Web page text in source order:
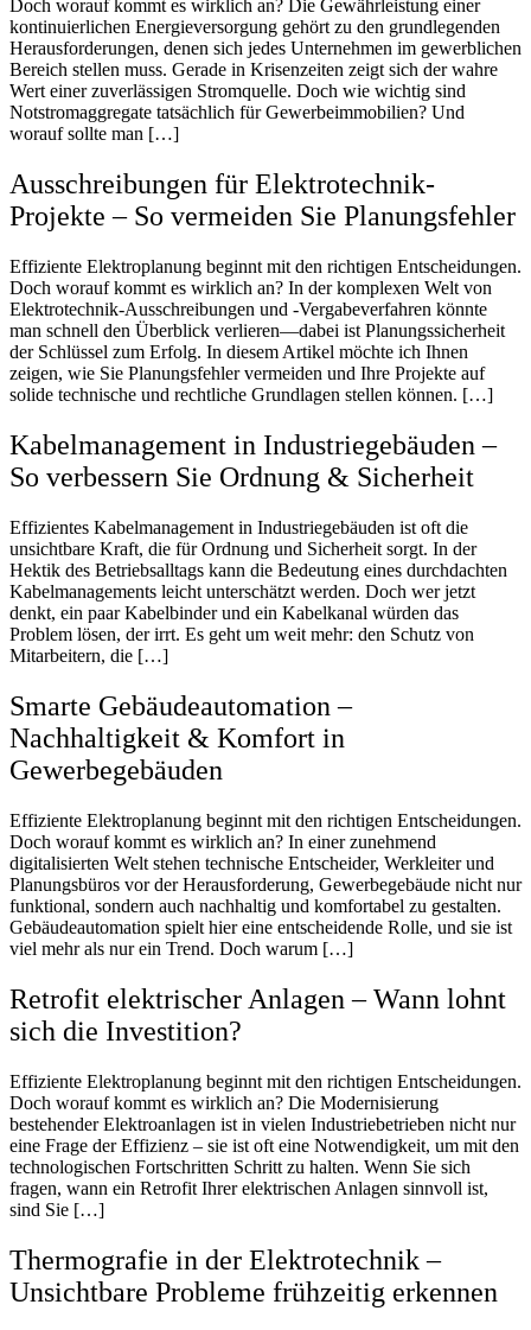
Doch worauf kommt es wirklich an? Die Gewährleistung einer
kontinuierlichen Energieversorgung gehört zu den grundlegenden
Herausforderungen, denen sich jedes Unternehmen im gewerblichen
Bereich stellen muss. Gerade in Krisenzeiten zeigt sich der wahre
Wert einer zuverlässigen Stromquelle. Doch wie wichtig sind
Notstromaggregate tatsächlich für Gewerbeimmobilien? Und
worauf sollte man […]
Ausschreibungen für Elektrotechnik-
Projekte – So vermeiden Sie Planungsfehler
Effiziente Elektroplanung beginnt mit den richtigen Entscheidungen.
Doch worauf kommt es wirklich an? In der komplexen Welt von
Elektrotechnik-Ausschreibungen und -Vergabeverfahren könnte
man schnell den Überblick verlieren—dabei ist Planungssicherheit
der Schlüssel zum Erfolg. In diesem Artikel möchte ich Ihnen
zeigen, wie Sie Planungsfehler vermeiden und Ihre Projekte auf
solide technische und rechtliche Grundlagen stellen können. […]
Kabelmanagement in Industriegebäuden –
So verbessern Sie Ordnung & Sicherheit
Effizientes Kabelmanagement in Industriegebäuden ist oft die
unsichtbare Kraft, die für Ordnung und Sicherheit sorgt. In der
Hektik des Betriebsalltags kann die Bedeutung eines durchdachten
Kabelmanagements leicht unterschätzt werden. Doch wer jetzt
denkt, ein paar Kabelbinder und ein Kabelkanal würden das
Problem lösen, der irrt. Es geht um weit mehr: den Schutz von
Mitarbeitern, die […]
Smarte Gebäudeautomation –
Nachhaltigkeit & Komfort in
Gewerbegebäuden
Effiziente Elektroplanung beginnt mit den richtigen Entscheidungen.
Doch worauf kommt es wirklich an? In einer zunehmend
digitalisierten Welt stehen technische Entscheider, Werkleiter und
Planungsbüros vor der Herausforderung, Gewerbegebäude nicht nur
funktional, sondern auch nachhaltig und komfortabel zu gestalten.
Gebäudeautomation spielt hier eine entscheidende Rolle, und sie ist
viel mehr als nur ein Trend. Doch warum […]
Retrofit elektrischer Anlagen – Wann lohnt
sich die Investition?
Effiziente Elektroplanung beginnt mit den richtigen Entscheidungen.
Doch worauf kommt es wirklich an? Die Modernisierung
bestehender Elektroanlagen ist in vielen Industriebetrieben nicht nur
eine Frage der Effizienz – sie ist oft eine Notwendigkeit, um mit den
technologischen Fortschritten Schritt zu halten. Wenn Sie sich
fragen, wann ein Retrofit Ihrer elektrischen Anlagen sinnvoll ist,
sind Sie […]
Thermografie in der Elektrotechnik –
Unsichtbare Probleme frühzeitig erkennen